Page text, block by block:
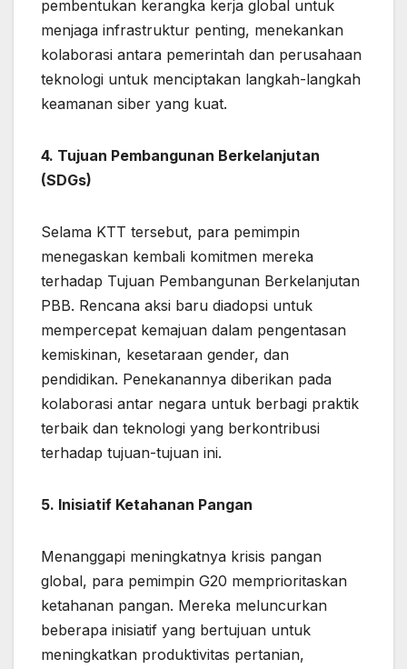
pembentukan kerangka kerja global untuk
menjaga infrastruktur penting, menekankan
kolaborasi antara pemerintah dan perusahaan
teknologi untuk menciptakan langkah-langkah
keamanan siber yang kuat.
4. Tujuan Pembangunan Berkelanjutan
(SDGs)
Selama KTT tersebut, para pemimpin
menegaskan kembali komitmen mereka
terhadap Tujuan Pembangunan Berkelanjutan
PBB. Rencana aksi baru diadopsi untuk
mempercepat kemajuan dalam pengentasan
kemiskinan, kesetaraan gender, dan
pendidikan. Penekanannya diberikan pada
kolaborasi antar negara untuk berbagi praktik
terbaik dan teknologi yang berkontribusi
terhadap tujuan-tujuan ini.
5. Inisiatif Ketahanan Pangan
Menanggapi meningkatnya krisis pangan
global, para pemimpin G20 memprioritaskan
ketahanan pangan. Mereka meluncurkan
beberapa inisiatif yang bertujuan untuk
meningkatkan produktivitas pertanian,